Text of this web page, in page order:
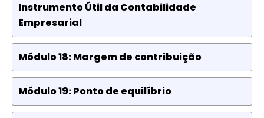
Instrumento Útil da Contabilidade
Empresarial
Módulo 18: Margem de contribuição
Módulo 19: Ponto de equilíbrio